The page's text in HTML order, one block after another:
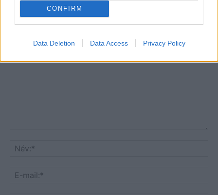
CONFIRM
Data Deletion Data Access Privacy Policy
HOZZÁSZÓLOK A CIKKHEZ